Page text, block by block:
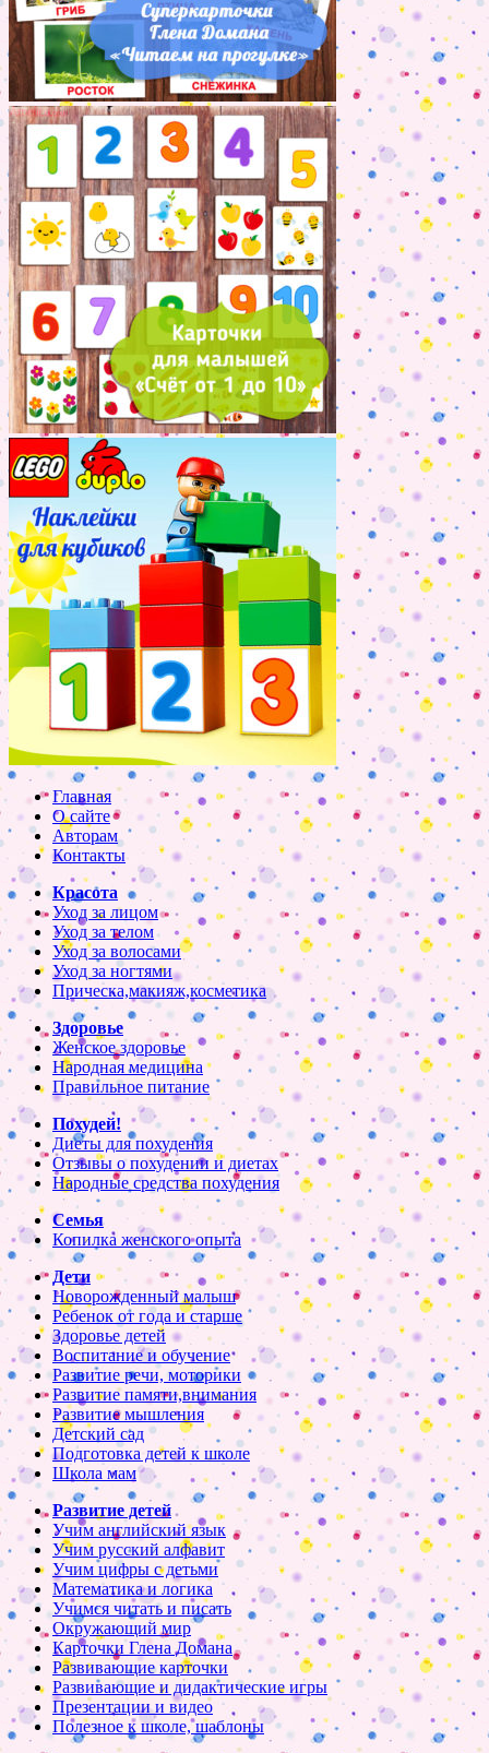
Главная
О сайте
Авторам
Контакты
Красота
Уход за лицом
Уход за телом
Уход за волосами
Уход за ногтями
Прическа,макияж,косметика
Здоровье
Женское здоровье
Народная медицина
Правильное питание
Похудей!
Диеты для похудения
Отзывы о похудении и диетах
Народные средства похудения
Семья
Копилка женского опыта
Дети
Новорожденный малыш
Ребенок от года и старше
Здоровье детей
Воспитание и обучение
Развитие речи, моторики
Развитие памяти,внимания
Развитие мышления
Детский сад
Подготовка детей к школе
Школа мам
Развитие детей
Учим английский язык
Учим русский алфавит
Учим цифры с детьми
Математика и логика
Учимся читать и писать
Окружающий мир
Карточки Глена Домана
Развивающие карточки
Развивающие и дидактические игры
Презентации и видео
Полезное к школе, шаблоны